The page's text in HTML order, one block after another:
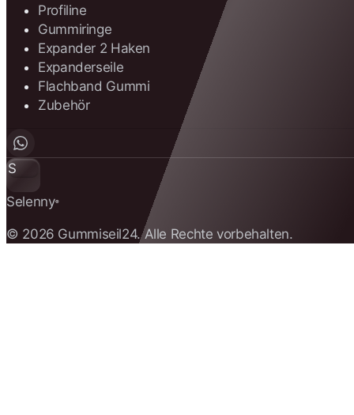
Profiline
Gummiringe
Expander 2 Haken
Expanderseile
Flachband Gummi
Zubehör
S
Selenny®
© 2026 Gummiseil24. Alle Rechte vorbehalten.